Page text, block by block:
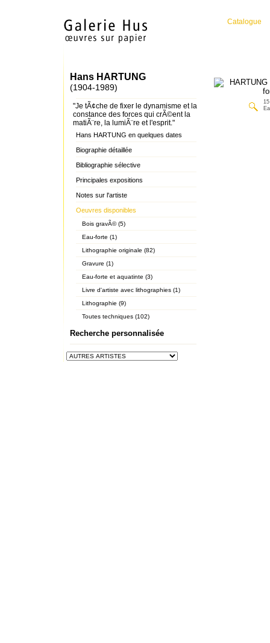
Catalogue
Hans HARTUNG
(1904-1989)
"Je tÃ¢che de fixer le dynamisme et la
constance des forces qui crÃ©ent la
matiÃ¨re, la lumiÃ¨re et l'esprit."
Hans HARTUNG en quelques dates
Biographie détaillée
Bibliographie sélective
Principales expositions
Notes sur l'artiste
Oeuvres disponibles
Bois gravÃ© (5)
Eau-forte (1)
Lithographie originale (82)
Gravure (1)
Eau-forte et aquatinte (3)
Livre d'artiste avec lithographies (1)
Lithographie (9)
Toutes techniques (102)
Recherche personnalisée
15